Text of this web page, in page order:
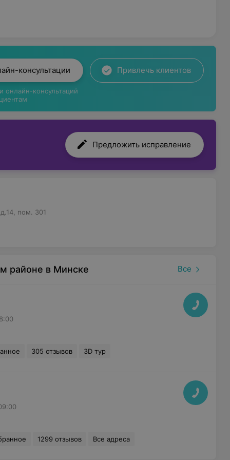
забрюшинного пространства;
бугорков с допплерографией;
аппарате PHILIPS, благодаря которому врач
всегда готовы выслушать и оказать
консультации
онлайн-консультаций
Привлечь клиентов
Предложить исправление
пом. 301
районе в Минске Все
305 отзывов 3D тур
1299 отзывов Все адреса